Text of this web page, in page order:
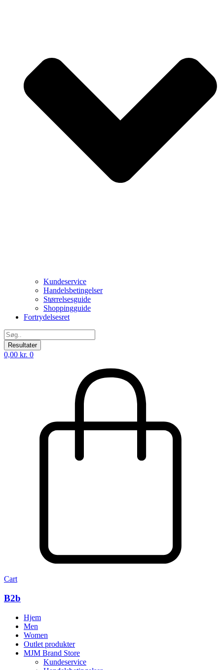
Kundeservice
Handelsbetingelser
Størrelsesguide
Shoppingguide
Fortrydelsesret
Search
...Resultater
0,00 kr. 0
Cart
B2b
Hjem
Men
Women
Outlet produkter
MJM Brand Store
Kundeservice